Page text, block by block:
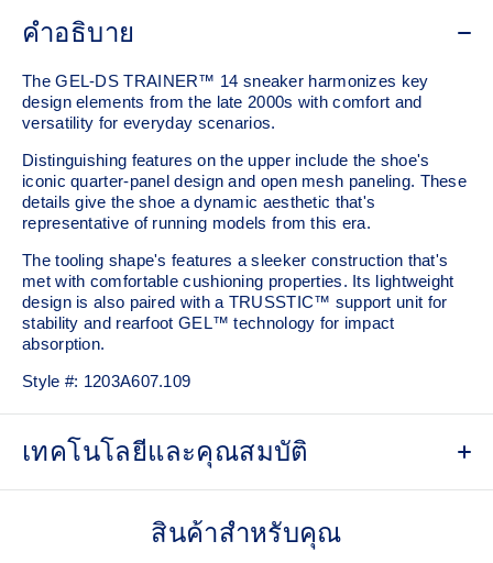
คำอธิบาย
The GEL-DS TRAINER™ 14 sneaker harmonizes key
design elements from the late 2000s with comfort and
versatility for everyday scenarios.
Distinguishing features on the upper include the shoe's
iconic quarter-panel design and open mesh paneling. These
details give the shoe a dynamic aesthetic that's
representative of running models from this era.
The tooling shape's features a sleeker construction that's
met with comfortable cushioning properties. Its lightweight
design is also paired with a TRUSSTIC™ support unit for
stability and rearfoot GEL™ technology for impact
absorption.
Style #: 1203A607.109
เทคโนโลยีและคุณสมบัติ
Breathable mesh underlaysสินค้าสำหรับคุณ